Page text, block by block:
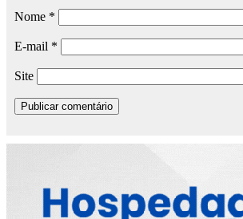
Nome *
E-mail *
Site